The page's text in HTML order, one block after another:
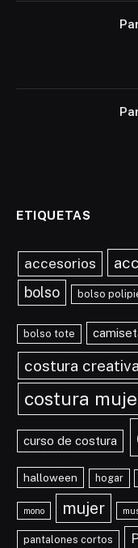
ETIQUETAS
accesorios
bolso bolso
bolso tote
costura creativa
costura
curso de costura
halloween hogar
mono mujer
pantalones cortos